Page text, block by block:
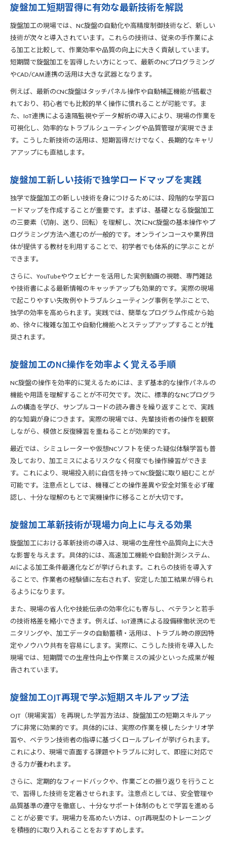
旋盤加工短期習得に有効な最新技術を解説
旋盤加工の現場では、NC旋盤の自動化や高精度制御技術など、新しい
技術が次々と導入されています。これらの技術は、従来の手作業によ
る加工と比較して、作業効率や品質の向上に大きく貢献しています。
短期間で旋盤加工を習得したい方にとって、最新のNCプログラミング
やCAD/CAM連携の活用は大きな武器となります。
例えば、最新のCNC旋盤はタッチパネル操作や自動補正機能が搭載さ
れており、初心者でも比較的早く操作に慣れることが可能です。ま
た、IoT連携による遠隔監視やデータ解析の導入により、現場の作業を
可視化し、効率的なトラブルシューティングや品質管理が実現できま
す。こうした新技術の活用は、短期習得だけでなく、長期的なキャリ
アアップにも直結します。
旋盤加工新しい技術で独学ロードマップを実践
独学で旋盤加工の新しい技術を身につけるためには、段階的な学習ロ
ードマップを作成することが重要です。まずは、基礎となる旋盤加工
の三要素（切削、送り、回転）を理解し、次にNC旋盤の基本操作やプ
ログラミング方法へ進むのが一般的です。オンラインコースや業界団
体が提供する教材を利用することで、初学者でも体系的に学ぶことが
できます。
さらに、YouTubeやウェビナーを活用した実例動画の視聴、専門雑誌
や技術書による最新情報のキャッチアップも効果的です。実際の現場
で起こりやすい失敗例やトラブルシューティング事例を学ぶことで、
独学の効率を高められます。実践では、簡単なプログラム作成から始
め、徐々に複雑な加工や自動化機能へとステップアップすることが推
奨されます。
旋盤加工のNC操作を効率よく覚える手順
NC旋盤の操作を効率的に覚えるためには、まず基本的な操作パネルの
機能や用語を理解することが不可欠です。次に、標準的なNCプログラ
ムの構造を学び、サンプルコードの読み書きを繰り返すことで、実践
的な知識が身につきます。実際の現場では、先輩技術者の操作を観察
しながら、模倣と反復練習を重ねることが効果的です。
最近では、シミュレーターや仮想NCソフトを使った疑似体験学習も普
及しており、加工ミスによるリスクなく何度でも操作練習ができま
す。これにより、現場投入前に自信を持ってNC旋盤に取り組むことが
可能です。注意点としては、機種ごとの操作差異や安全対策を必ず確
認し、十分な理解のもとで実機操作に移ることが大切です。
旋盤加工革新技術が現場力向上に与える効果
旋盤加工における革新技術の導入は、現場の生産性や品質向上に大き
な影響を与えます。具体的には、高速加工機能や自動計測システム、
AIによる加工条件最適化などが挙げられます。これらの技術を導入す
ることで、作業者の経験値に左右されず、安定した加工結果が得られ
るようになります。
また、現場の省人化や技能伝承の効率化にも寄与し、ベテランと若手
の技術格差を縮小できます。例えば、IoT連携による設備稼働状況のモ
ニタリングや、加工データの自動蓄積・活用は、トラブル時の原因特
定やノウハウ共有を容易にします。実際に、こうした技術を導入した
現場では、短期間での生産性向上や作業ミスの減少といった成果が報
告されています。
旋盤加工OJT再現で学ぶ短期スキルアップ法
OJT（現場実習）を再現した学習方法は、旋盤加工の短期スキルアッ
プに非常に効果的です。具体的には、実際の作業を模したシナリオ学
習や、ベテラン技術者の指導に基づくロールプレイが挙げられます。
これにより、現場で直面する課題やトラブルに対して、即座に対応で
きる力が養われます。
さらに、定期的なフィードバックや、作業ごとの振り返りを行うこと
で、習得した技術を定着させられます。注意点としては、安全管理や
品質基準の遵守を徹底し、十分なサポート体制のもとで学習を進める
ことが必要です。現場力を高めたい方は、OJT再現型のトレーニング
を積極的に取り入れることをおすすめします。